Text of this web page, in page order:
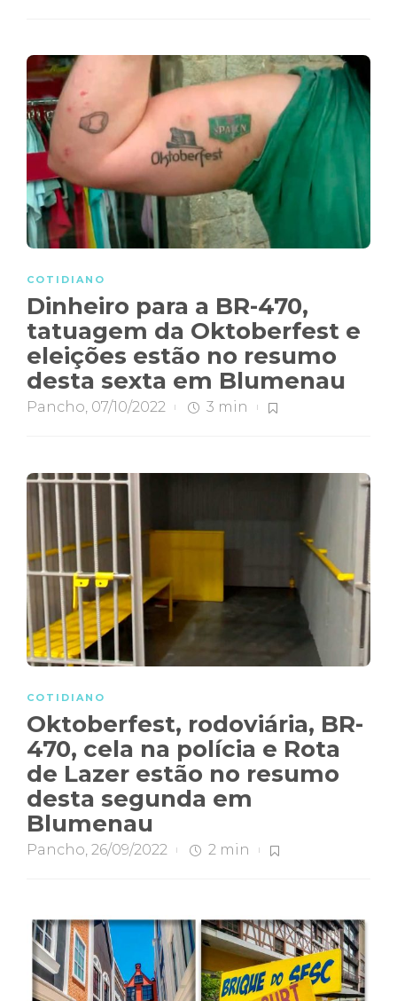
COTIDIANO
Dinheiro para a BR-470,
tatuagem da Oktoberfest e
eleições estão no resumo
desta sexta em Blumenau
Pancho, 07/10/2022 3 min
COTIDIANO
Oktoberfest, rodoviária, BR-
470, cela na polícia e Rota
de Lazer estão no resumo
desta segunda em
Blumenau
Pancho, 26/09/2022 2 min